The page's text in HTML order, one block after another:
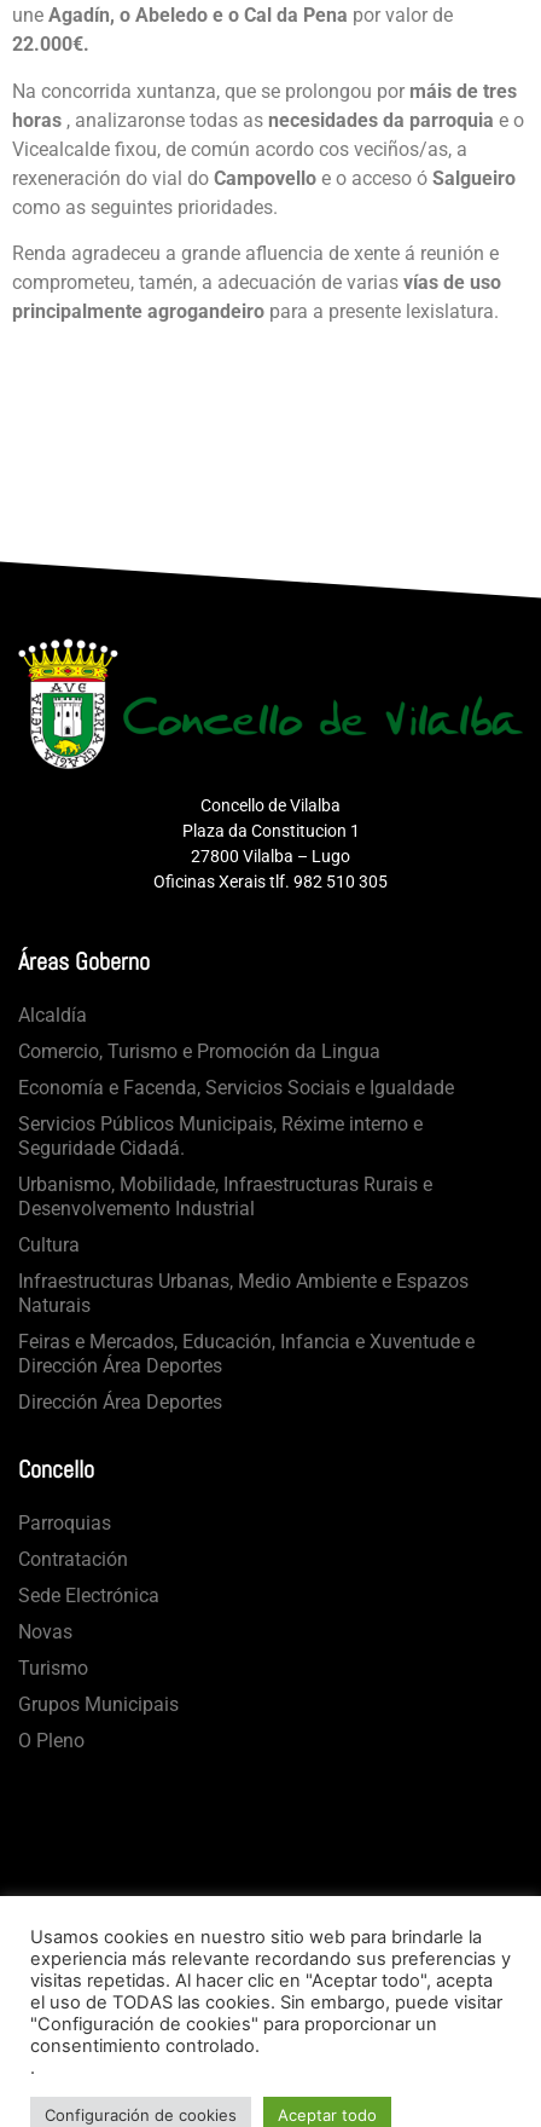
une Agadín, o Abeledo e o Cal da Pena por valor de
22.000€.
Na concorrida xuntanza, que se prolongou por máis de tres
horas , analizaronse todas as necesidades da parroquia e o
Vicealcalde fixou, de común acordo cos veciños/as, a
rexeneración do vial do Campovello e o acceso ó Salgueiro
como as seguintes prioridades.
Renda agradeceu a grande afluencia de xente á reunión e
comprometeu, tamén, a adecuación de varias vías de uso
principalmente agrogandeiro para a presente lexislatura.
Concello de Vilalba
Plaza da Constitucion 1
27800 Vilalba – Lugo
Oficinas Xerais tlf. 982 510 305
Áreas Goberno
Alcaldía
Comercio, Turismo e Promoción da Lingua
Economía e Facenda, Servicios Sociais e Igualdade
Servicios Públicos Municipais, Réxime interno e
Seguridade Cidadá.
Urbanismo, Mobilidade, Infraestructuras Rurais e
Desenvolvemento Industrial
Cultura
Infraestructuras Urbanas, Medio Ambiente e Espazos
Naturais
Feiras e Mercados, Educación, Infancia e Xuventude e
Dirección Área Deportes
Dirección Área Deportes
Concello
Parroquias
Contratación
Sede Electrónica
Novas
Turismo
Grupos Municipais
O Pleno
Aviso Legal Termos de usoPolítica de Privacidade
Política de CookiesMapa Web
Concello de Vilalba © 2020 Todos los derechos reservados
Usamos cookies en nuestro sitio web para brindarle la
experiencia más relevante recordando sus preferencias y
visitas repetidas. Al hacer clic en "Aceptar todo", acepta
el uso de TODAS las cookies. Sin embargo, puede visitar
"Configuración de cookies" para proporcionar un
consentimiento controlado.
.
Configuración de cookies Aceptar todo